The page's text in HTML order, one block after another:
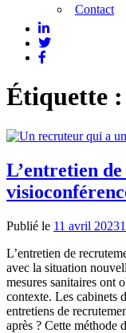
Contact
Étiquette :
L’entretien
Publié le 11 avril 2023
L’entretien de
avec la situation
mesures sanitaires ont
contexte. Les cabinets
entretiens de
après ? Cette méthode